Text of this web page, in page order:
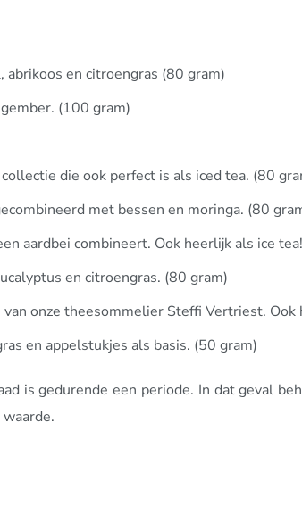
abrikoos en citroengras (80 gram)
(100 gram)
die ook perfect is als iced tea. (80
met bessen en moringa. (80
aardbei combineert. Ook heerlijk als ice
en citroengras. (80 gram)
onze theesommelier Steffi Vertriest.
en appelstukjes als basis. (50 gram)
is gedurende een periode. In dat geval